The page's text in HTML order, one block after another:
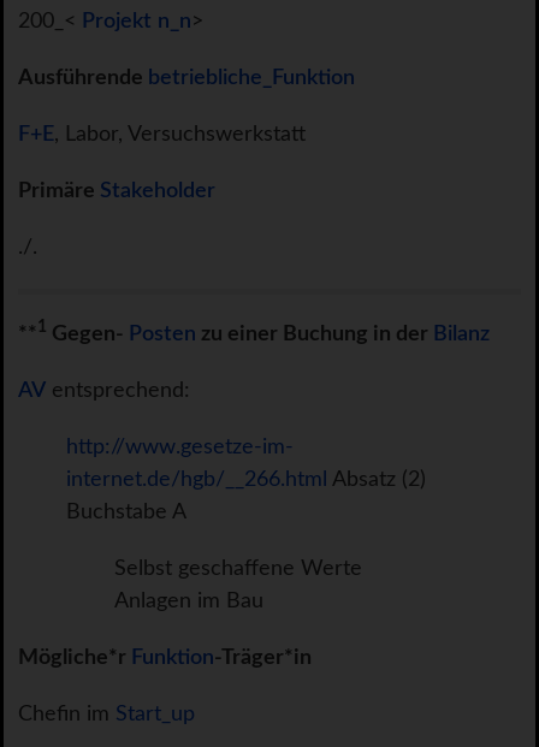
200_< Projekt n_n>
Ausführende betriebliche_Funktion
F+E, Labor, Versuchswerkstatt
Primäre Stakeholder
./.
** 1 Gegen- Posten zu einer Buchung in der Bilanz
AV entsprechend:
http://www.gesetze-im-
internet.de/hgb/__266.html Absatz (2)
Buchstabe A
Selbst geschaffene Werte
Anlagen im Bau
Mögliche*r Funktion-Träger*in
Chefin im Start_up